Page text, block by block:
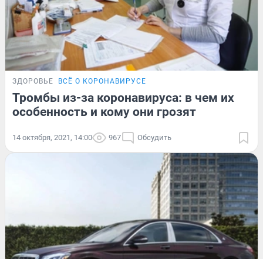
ЗДОРОВЬЕ ВСЁ О КОРОНАВИРУСЕ
Тромбы из-за коронавируса: в чем их
особенность и кому они грозят
14 октября, 2021, 14:00 967 Обсудить